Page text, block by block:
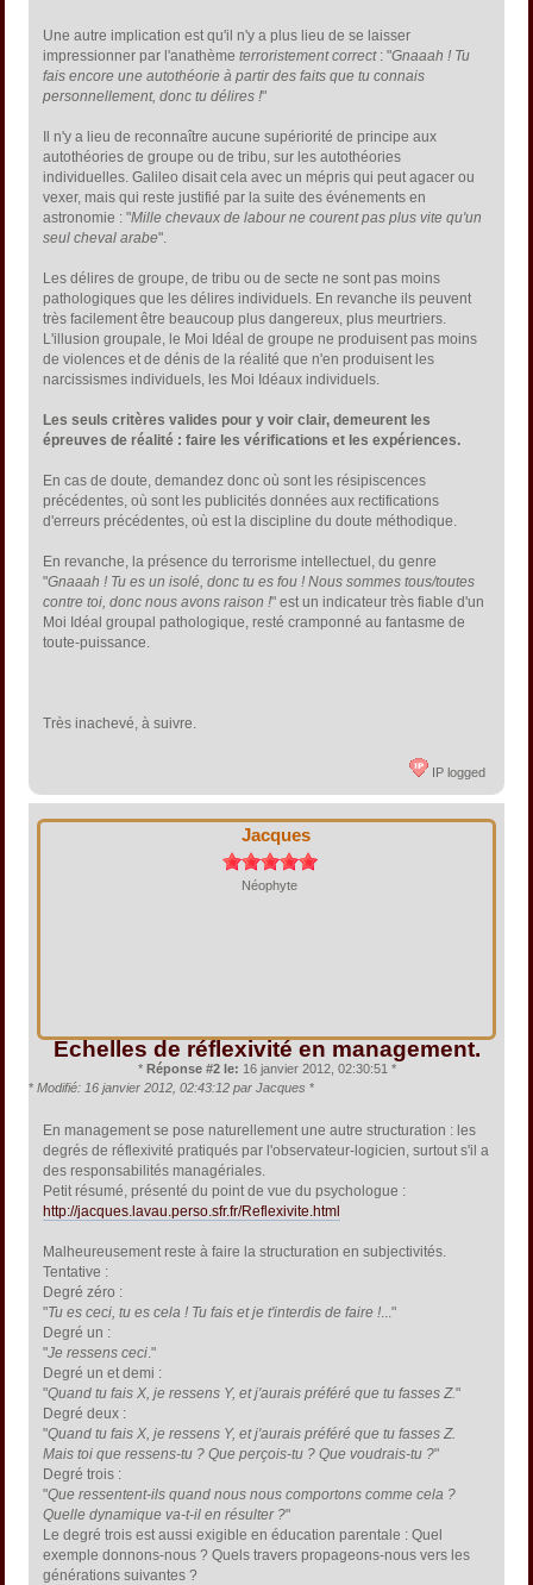
Une autre implication est qu'il n'y a plus lieu de se laisser
impressionner par l'anathèmeterroristement correct: "Gnaaah ! Tu
fais encore une autothéorie à partir des faits que tu connais
personnellement, donc tu délires !"
Il n'y a lieu de reconnaître aucune supériorité de principe aux
autothéories de groupe ou de tribu, sur les autothéories
individuelles. Galileo disait cela avec un mépris qui peut agacer ou
vexer, mais qui reste justifié par la suite des événements en
astronomie : "Mille chevaux de labour ne courent pas plus vite qu'un
seul cheval arabe".
Les délires de groupe, de tribu ou de secte ne sont pas moins
pathologiques que les délires individuels. En revanche ils peuvent
très facilement être beaucoup plus dangereux, plus meurtriers.
L'illusion groupale, le Moi Idéal de groupe ne produisent pas moins
de violences et de dénis de la réalité que n'en produisent les
narcissismes individuels, les Moi Idéaux individuels.
Les seuls critères valides pour y voir clair, demeurent les
épreuves de réalité : faire les vérifications et les expériences.
En cas de doute, demandez donc où sont les résipiscences
précédentes, où sont les publicités données aux rectifications
d'erreurs précédentes, où est la discipline du doute méthodique.
En revanche, la présence du terrorisme intellectuel, du genre
"Gnaaah ! Tu es un isolé, donc tu es fou ! Nous sommes tous/toutes
contre toi, donc nous avons raison !" est un indicateur très fiable d'un
Moi Idéal groupal pathologique, resté cramponné au fantasme de
toute-puissance.
Très inachevé, à suivre.
IP logged
Jacques
Néophyte
Echelles de réflexivité en management.
* Réponse #2 le: 16 janvier 2012, 02:30:51 *
* Modifié: 16 janvier 2012, 02:43:12 par Jacques *
En management se pose naturellement une autre structuration : les
degrés de réflexivité pratiqués par l'observateur-logicien, surtout s'il a
des responsabilités managériales.
Petit résumé, présenté du point de vue du psychologue :
http://jacques.lavau.perso.sfr.fr/Reflexivite.html
Malheureusement reste à faire la structuration en subjectivités.
Tentative :
Degré zéro :
"Tu es ceci, tu es cela ! Tu fais et je t'interdis de faire ! ..."
Degré un :
"Je ressens ceci ."
Degré un et demi :
"Quand tu fais X, je ressens Y, et j'aurais préféré que tu fasses Z."
Degré deux :
"Quand tu fais X, je ressens Y, et j'aurais préféré que tu fasses Z.
Mais toi que ressens-tu ? Que perçois-tu ? Que voudrais-tu ?"
Degré trois :
"Que ressentent-ils quand nous nous comportons comme cela ?
Quelle dynamique va-t-il en résulter ?"
Le degré trois est aussi exigible en éducation parentale : Quel
exemple donnons-nous ? Quels travers propageons-nous vers les
générations suivantes ?